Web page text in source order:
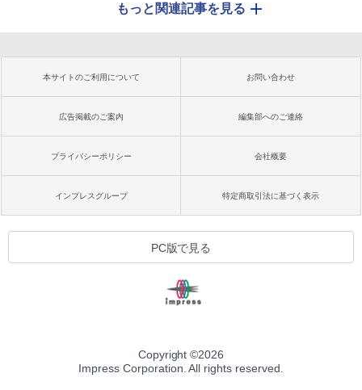
もっと関連記事を見る
本サイトのご利用について お問い合わせ
広告掲載のご案内 編集部へのご連絡
プライバシーポリシー 会社概要
インプレスグループ 特定商取引法に基づく表示
PC版で見る
Copyright ©2026
Impress Corporation. All rights reserved.